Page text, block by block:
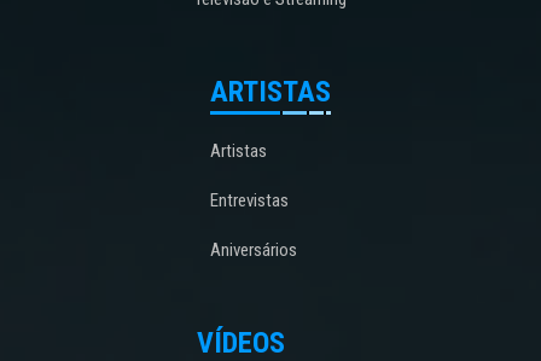
ARTISTAS
Artistas
Entrevistas
Aniversários
VÍDEOS